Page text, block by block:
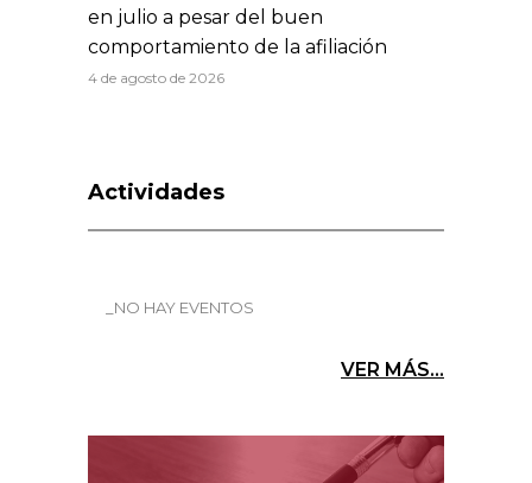
en julio a pesar del buen
comportamiento de la afiliación
4 de agosto de 2026
Actividades
_NO HAY EVENTOS
VER MÁS...